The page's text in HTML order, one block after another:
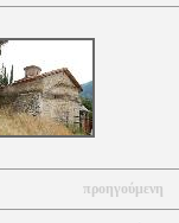
προηγούμενη